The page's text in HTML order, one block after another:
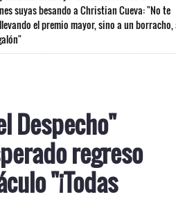
suyas besando a Christian Cueva: "No te
el premio mayor, sino a un borracho,
Despecho"
regreso
"¡Todas